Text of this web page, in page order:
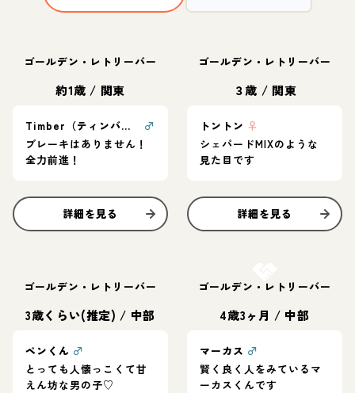
ゴールデン・レトリーバー
約1歳 / 関東
Timber（ティンバー）
♂
ブレーキはありません！
全力前進！
詳細を見る
ゴールデン・レトリーバー
３歳 / 関東
トントン ♀
シェパードMIXのような
見た目です
詳細を見る
ゴールデン・レトリーバー
3歳くらい(推定) / 中部
ペンくん ♂
とっても人懐っこくて甘
えん坊な男の子♡
ゴールデン・レトリーバー
4歳3ヶ月 / 中部
マーカス ♂
賢く良く人をみているマ
ーカスくんです